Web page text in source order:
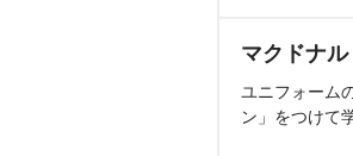
マクドナ
ユニフォーム
ン」をつけて